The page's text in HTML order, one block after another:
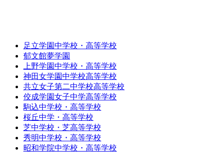
足立学園中学校・高等学校
郁文館夢学園
上野学園中学校・高等学校
神田女学園中学校高等学校
共立女子第二中学校高等学校
佼成学園女子中学高等学校
駒込中学校・高等学校
桜丘中学・高等学校
芝中学校・芝高等学校
秀明中学校・高等学校
昭和学院中学校・高等学校